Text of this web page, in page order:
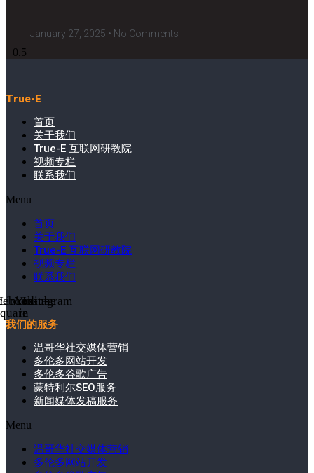
January 27, 2025 No Comments
True-E
首页
关于我们
True-E 互联网研教院
视频专栏
联系我们
Menu
首页
关于我们
True-E 互联网研教院
视频专栏
联系我们
in
Youtube
Instagram
我们的服务
温哥华社交媒体营销
多伦多网站开发
多伦多谷歌广告
蒙特利尔SEO服务
新闻媒体发稿服务
Menu
温哥华社交媒体营销
多伦多网站开发